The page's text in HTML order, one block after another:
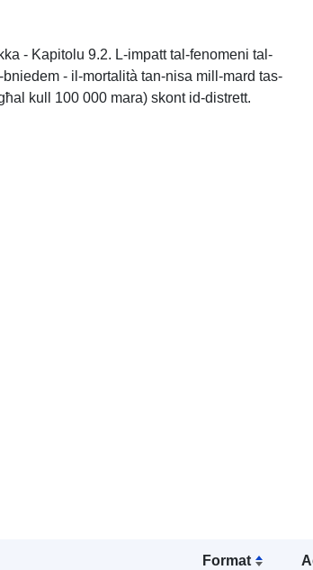
- Kapitolu 9.2. L-impatt tal-fenomeni tal-
- il-mortalità tan-nisa mill-mard tas-
kull 100 000 mara) skont id-distrett.
Format